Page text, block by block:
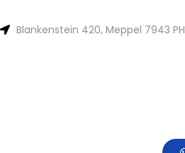
Blankenstein 420, Meppel 7943 PH